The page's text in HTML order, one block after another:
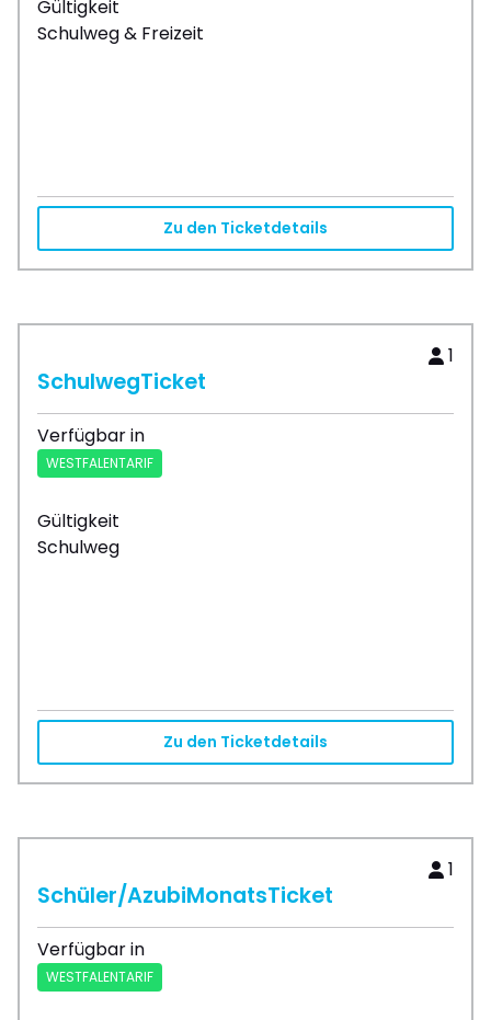
Gültigkeit
Schulweg & Freizeit
Zu den Ticketdetails
1
SchulwegTicket
Verfügbar in
WESTFALENTARIF
Gültigkeit
Schulweg
Zu den Ticketdetails
1
Schüler/Azubi­MonatsTicket
Verfügbar in
WESTFALENTARIF